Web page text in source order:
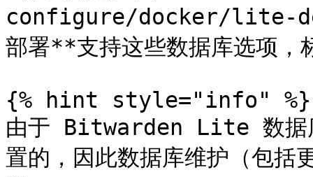
configure/docker/lite-
部署**支持这些数据库选项，
{% hint style="info" %}
由于 Bitwarden Lite 数据库
置的，因此数据库维护（包括